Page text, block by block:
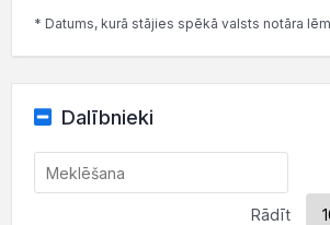
* Datums, kurā stājies spēkā valsts notāra
Dalībnieki
Rādīt